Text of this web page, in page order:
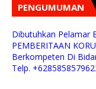
PENGUMUMAN
Dibutuhkan Pelamar
PEMBERITAAN
Berkompeten Di
Telp.